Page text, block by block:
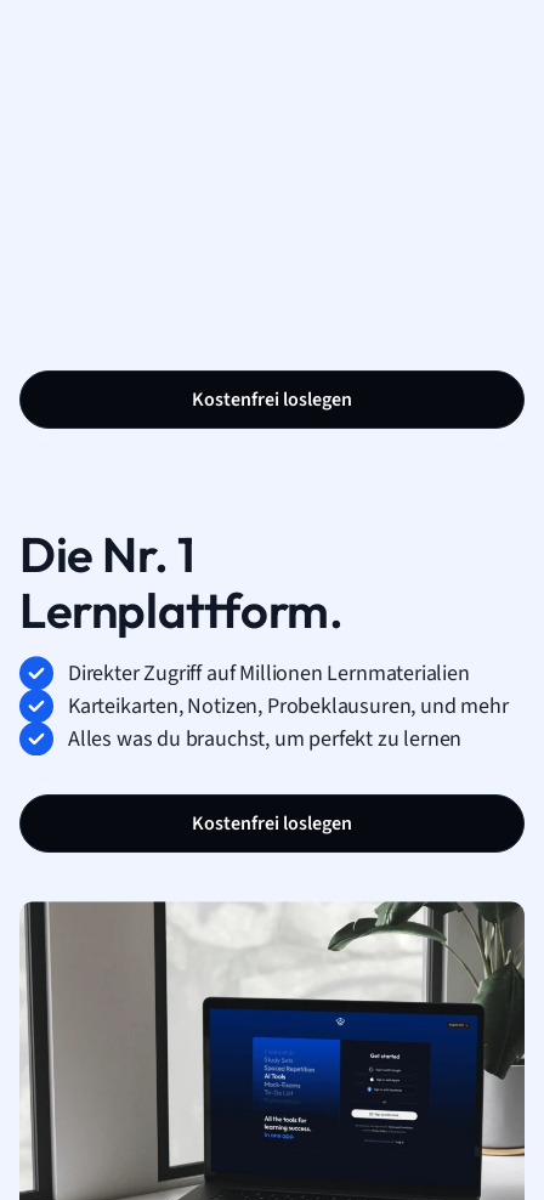
Kostenfrei loslegen
Die Nr. 1
Lernplattform.
Direkter Zugriff auf Millionen Lernmaterialien
Karteikarten, Notizen, Probeklausuren, und mehr
Alles was du brauchst, um perfekt zu lernen
Kostenfrei loslegen